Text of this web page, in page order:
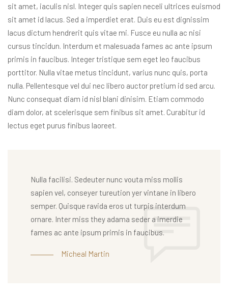
sit amet, iaculis nisl. Integer quis sapien neceli ultrices euismod
sit amet id lacus. Sed a imperdiet erat. Duis eu est dignissim
lacus dictum hendrerit quis vitae mi. Fusce eu nulla ac nisi
cursus tincidun. Interdum et malesuada fames ac ante ipsum
primis in faucibus. Integer tristique sem eget leo faucibus
porttitor. Nulla vitae metus tincidunt, varius nunc quis, porta
nulla. Pellentesque vel dui nec libero auctor pretium id sed arcu.
Nunc consequat diam id nisl blani dinisim. Etiam commodo
diam dolor, at scelerisque sem finibus sit amet. Curabitur id
lectus eget purus finibus laoreet.
Nulla facilisi. Sedeuter nunc vouta miss mollis
sapien vel, conseyer tureution yer vintane in libero
semper. Quisque ravida eros ut turpis interdum
ornare. Inter miss they adama seder a imerdie
fames ac ante ipsum primis in faucibus.
Micheal Martin